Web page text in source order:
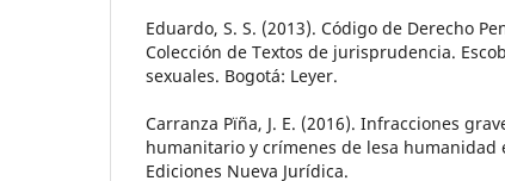
Eduardo, S. S. (2013). Código de Derecho
Colección de Textos de jurisprudencia.
sexuales. Bogotá: Leyer.
Carranza Pïña, J. E. (2016). Infracciones
humanitario y crímenes de lesa humanidad
Ediciones Nueva Jurídica.